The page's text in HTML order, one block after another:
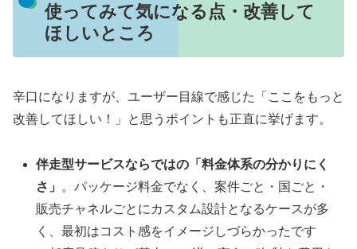
使ってみて気になる点・改善して
ほしいところ
辛口になりますが、ユーザー目線で感じた「ここをもっと
改善してほしい！」と思うポイントも正直に挙げます。
伴走型サービスならではの「料金体系の分かりにく
さ」
。パッケージ料金でなく、案件ごと・国ごと・
販売チャネルごとにカスタム設計となるケースが多
く、最初はコスト感をイメージしづらかったです